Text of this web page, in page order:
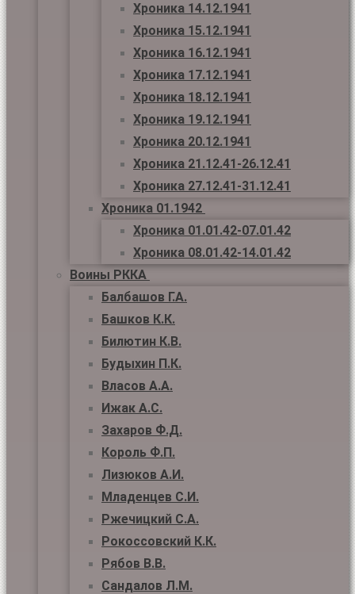
Хроника 14.12.1941
Хроника 15.12.1941
Хроника 16.12.1941
Хроника 17.12.1941
Хроника 18.12.1941
Хроника 19.12.1941
Хроника 20.12.1941
Хроника 21.12.41-26.12.41
Хроника 27.12.41-31.12.41
Хроника 01.1942
Хроника 01.01.42-07.01.42
Хроника 08.01.42-14.01.42
Воины РККА
Балбашов Г.А.
Башков К.К.
Билютин К.В.
Будыхин П.К.
Власов А.А.
Ижак А.С.
Захаров Ф.Д.
Король Ф.П.
Лизюков А.И.
Младенцев С.И.
Ржечицкий С.А.
Рокоссовский К.К.
Рябов В.В.
Сандалов Л.М.